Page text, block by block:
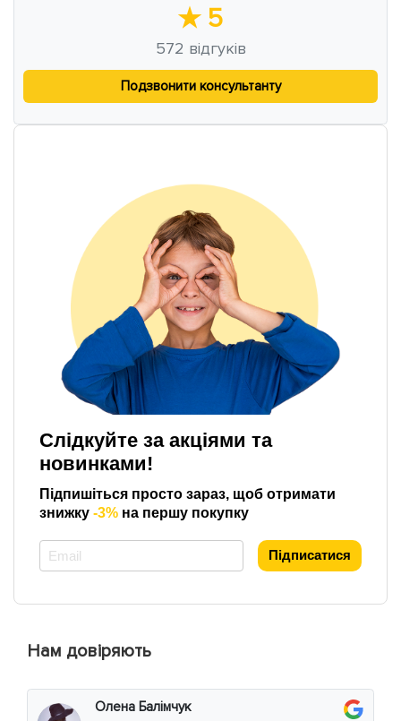
★ 5
572 відгуків
Подзвонити консультанту
Слідкуйте за акціями та
новинками!
Підпишіться просто зараз, щоб отримати
знижку -3% на першу покупку
Підписатися
Нам довіряють
Олена Балімчук